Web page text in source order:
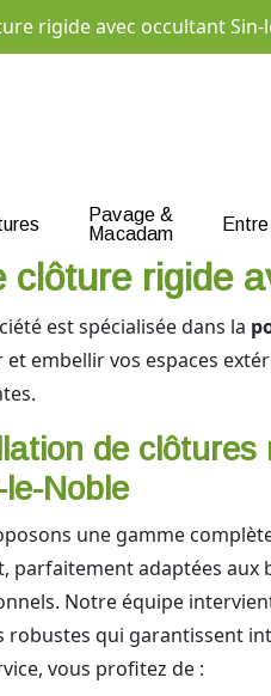
rigide avec occultant Sin-
Pavage &
Macadam
clôture rigide
est spécialisée dans la
et embellir vos espaces
de clôtures
Noble
une gamme
parfaitement adaptées aux
Notre équipe
robustes qui garantissent
vous profitez de :